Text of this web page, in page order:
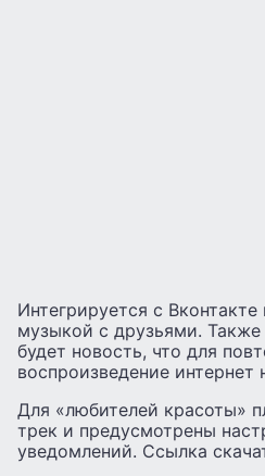
Интегрируется с
музыкой с друзьями.
будет новость, что для
воспроизведение интернет
Для «любителей красоты»
трек и предусмотрены
уведомлений. Ссылка